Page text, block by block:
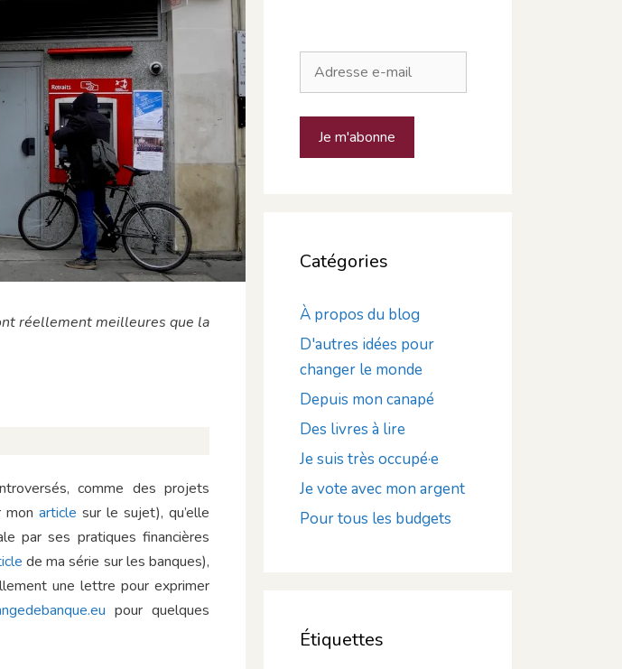
réellement meilleures que la
comme des projets
monarticle sur le sujet), qu’elle
par ses pratiques financières
de ma série sur les banques),
une lettre pour exprimer
pour quelques
Adresse
e-
mail
Je m'abonne
Catégories
À propos du blog
D'autres idées pour
changer le monde
Depuis mon canapé
Des livres à lire
Je suis très occupé·e
Je vote avec mon argent
Pour tous les budgets
Étiquettes